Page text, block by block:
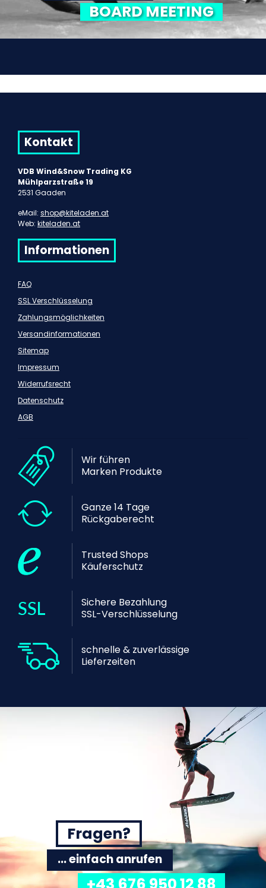
BOARD MEETING
Kontakt
VDB Wind&Snow Trading KG
Mühlparzstraße 19
2531 Gaaden
eMail: shop@kiteladen.at
Web: kiteladen.at
Informationen
FAQ
SSL Verschlüsselung
Zahlungsmöglichkeiten
Versandinformationen
Sitemap
Impressum
Widerrufsrecht
Datenschutz
AGB
Wir führen
Marken Produkte
Ganze 14 Tage
Rückgaberecht
Trusted Shops
Käuferschutz
Sichere Bezahlung
SSL-Verschlüsselung
schnelle & zuverlässige
Lieferzeiten
Fragen?
... einfach anrufen